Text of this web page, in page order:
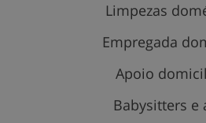
Limpezas
Empregada
Apoio
Babysitters e